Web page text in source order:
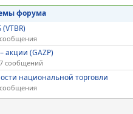
форума
акции (GAZP)
сообщений
национальной торговли